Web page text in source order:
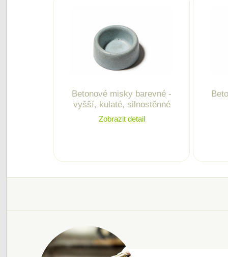
Betonové misky barevné -
vyšší, kulaté, silnostěnné
Zobrazit detail